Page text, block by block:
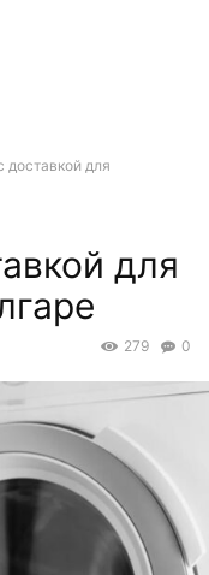
доставкой для
для
0
279